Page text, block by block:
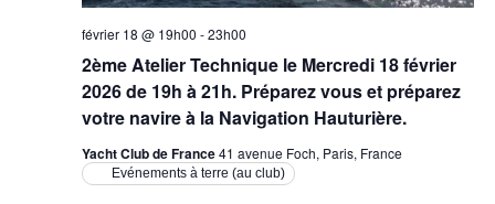
2ème Atelier Technique le Mercredi 18 février
2026 de 19h à 21h. Préparez vous et préparez
votre navire à la Navigation Hauturière.
février 18 @ 19h00 -23h00
Yacht Club de France41 avenue Foch, Paris, France
Evénements à terre (au club)